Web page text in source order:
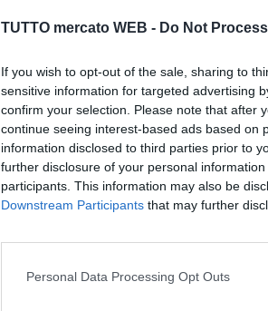
TUTTO mercato WEB - Do Not
If you wish to opt-out of the sale, sharing to
sensitive information for targeted advertising
confirm your selection. Please note that after
continue seeing interest-based ads based on
information disclosed to third parties prior to
further disclosure of your personal
participants. This information may also be
Downstream Participants that may further
Personal Data Processing Opt Outs